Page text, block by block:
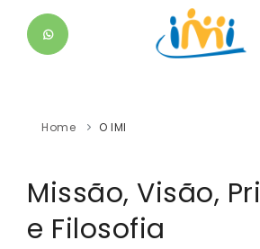
DIFERENCIAIS
SAIBA +
Home O IMI
Missão, Visão,
e Filosofia